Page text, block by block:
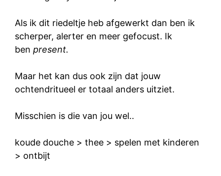
Als ik dit riedeltje heb afgewerkt dan ben ik
scherper, alerter en meer gefocust. Ik
ben present.
Maar het kan dus ook zijn dat jouw
ochtendritueel er totaal anders uitziet.
Misschien is die van jou wel..
koude douche > thee > spelen met kinderen
> ontbijt